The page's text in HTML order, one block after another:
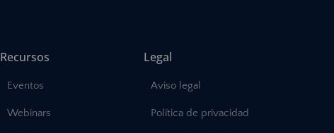
Recursos
Eventos
Webinars
Legal
Aviso legal
Política de privacidad